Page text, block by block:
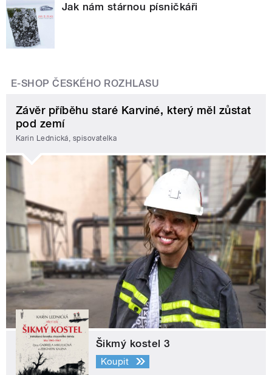
Jak nám stárnou písničkáři
E-SHOP ČESKÉHO ROZHLASU
Závěr příběhu staré Karviné, který měl zůstat
pod zemí
Karin Lednická, spisovatelka
Šikmý kostel 3
Koupit